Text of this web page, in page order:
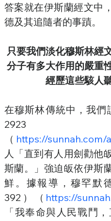
答案就在伊斯蘭經文中
德及其追隨者的事蹟。
只要我們淡化穆斯林經
分子有多大作用的嚴重
經歷這些駭人
在穆斯林傳統中，我們
（ https://sunnah.com/
人「直到有人用劍勸他
斯蘭。」強迫皈依伊斯
鮮。據報導，穆罕默
392）（ https://
「我奉命與人民戰鬥